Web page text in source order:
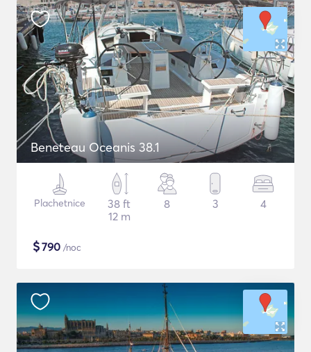
Beneteau Oceanis 38.1
Plachetnice
38 ft
12 m
8 3 4
$790 /noc